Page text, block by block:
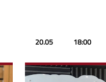
20.05 18:00